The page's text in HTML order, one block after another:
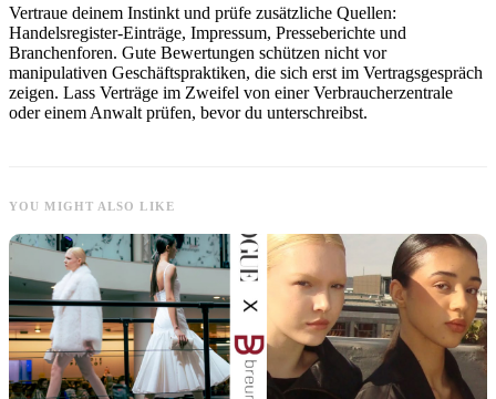
Vertraue deinem Instinkt und prüfe zusätzliche Quellen:
Handelsregister-Einträge, Impressum, Presseberichte und
Branchenforen. Gute Bewertungen schützen nicht vor
manipulativen Geschäftspraktiken, die sich erst im Vertragsgespräch
zeigen. Lass Verträge im Zweifel von einer Verbraucherzentrale
oder einem Anwalt prüfen, bevor du unterschreibst.
YOU MIGHT ALSO LIKE